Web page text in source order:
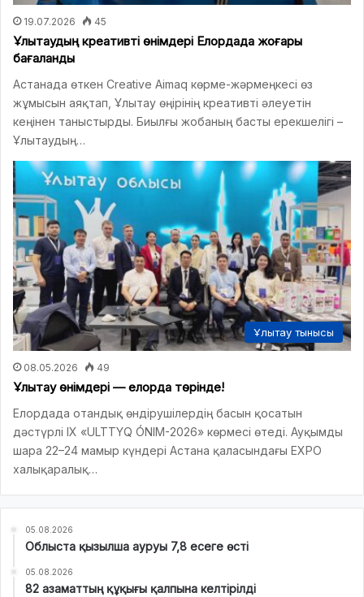
19.07.2026 45
Ұлытаудың креативті өнімдері Елордада жоғары
бағаланды
Астанада өткен Creative Aimaq көрме-жәрмеңкесі өз
жұмысын аяқтап, Ұлытау өңірінің креативті әлеуетін
кеңінен таныстырды. Биылғы жобаның басты ерекшелігі –
Ұлытаудың…
Ұлытау тынысы
08.05.2026 49
Ұлытау өнімдері — елорда төрінде!
Елордада отандық өндірушілердің басын қосатын
дәстүрлі IX «ULTTYQ ÓNIM-2026» көрмесі өтеді. Ауқымды
шара 22–24 мамыр күндері Астана қаласындағы EXPO
халықаралық…
05.08.2026
Облыста қызылша ауруы 7,8 есеге өсті
05.08.2026
82 азаматтың құқығы қалпына келтірілді